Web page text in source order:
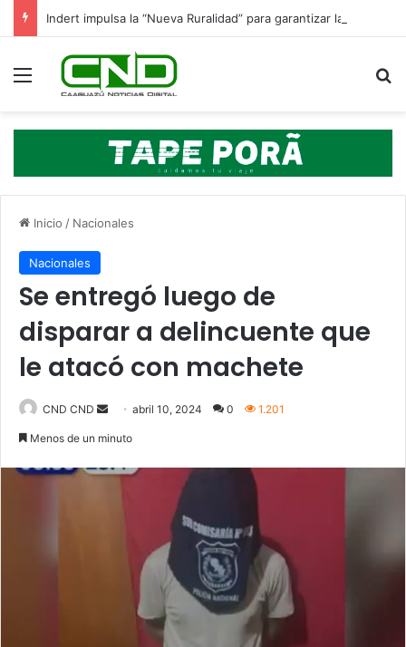
Menú
Inicio / Nacionales
Nacionales
Se entregó luego de
disparar a delincuente que
le atacó con machete
CND CND
Sendabril 10, 2024 0 1.201
Menos de un minuto